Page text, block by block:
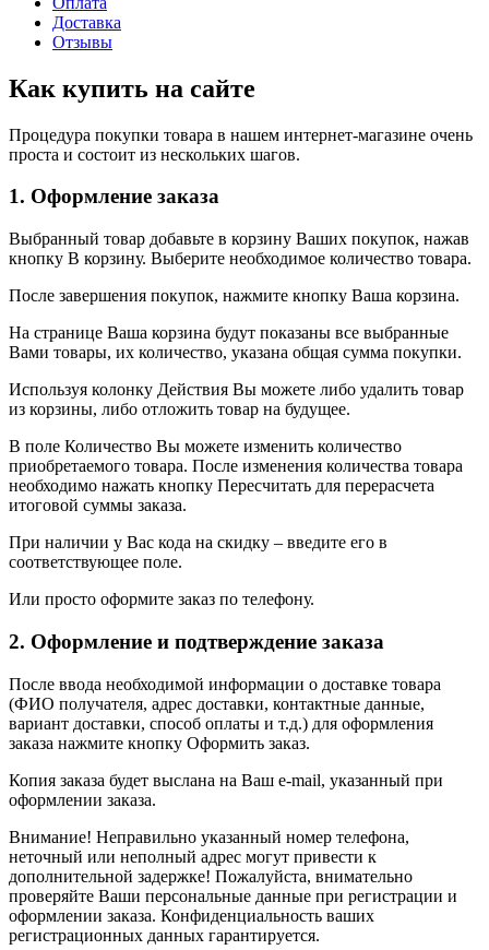
Доставка
Отзывы
Как купить на сайте
Процедура покупки товара в нашем интернет-магазине очень
проста и состоит из нескольких шагов.
1. Оформление заказа
Выбранный товар добавьте в корзину Ваших покупок, нажав
кнопку В корзину. Выберите необходимое количество товара.
После завершения покупок, нажмите кнопку Ваша корзина.
На странице Ваша корзина будут показаны все выбранные
Вами товары, их количество, указана общая сумма покупки.
Используя колонку Действия Вы можете либо удалить товар
из корзины, либо отложить товар на будущее.
В поле Количество Вы можете изменить количество
приобретаемого товара. После изменения количества товара
необходимо нажать кнопку Пересчитать для перерасчета
итоговой суммы заказа.
При наличии у Вас кода на скидку – введите его в
соответствующее поле.
Или просто оформите заказ по телефону.
2. Оформление и подтверждение заказа
После ввода необходимой информации о доставке товара
(ФИО получателя, адрес доставки, контактные данные,
вариант доставки, способ оплаты и т.д.) для оформления
заказа нажмите кнопку Оформить заказ.
Копия заказа будет выслана на Ваш e-mail, указанный при
оформлении заказа.
Внимание! Неправильно указанный номер телефона,
неточный или неполный адрес могут привести к
дополнительной задержке! Пожалуйста, внимательно
проверяйте Ваши персональные данные при регистрации и
оформлении заказа. Конфиденциальность ваших
регистрационных данных гарантируется.